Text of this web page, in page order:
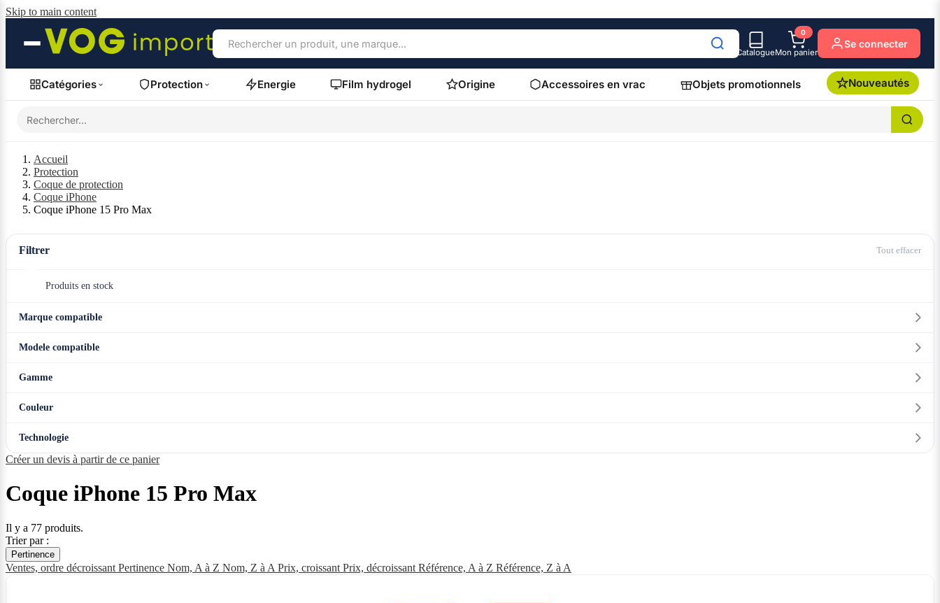
Skip to main content
Catalogue
0
Mon panier
Se connecter
Catégories Protection Energie Film hydrogel Origine Accessoires en vrac Objets promotionnels Nouveautés
Accueil
Protection
Coque de protection
Coque iPhone
Coque iPhone 15 Pro Max
Filtrer Tout effacer
Produits en stock
Marque compatible
Modele compatible
Gamme
Couleur
Technologie
Créer un devis à partir de ce panier
Coque iPhone 15 Pro Max
Il y a 77 produits.
Trier par :
Pertinence
Ventes, ordre décroissant Pertinence Nom, A à Z Nom, Z à A Prix, croissant Prix, décroissant Référence, A à Z Référence, Z à A